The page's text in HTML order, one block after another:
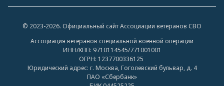
© 2023-2026. Официальный сайт Ассоциации ветеранов СВО
Ассоциация ветеранов специальной военной операции
ИНН/КПП: 9710114545/771001001
ОГРН: 1237700336125
Юридический адрес: г. Москва, Гоголевский бульвар, д. 4
ПАО «Сбербанк»